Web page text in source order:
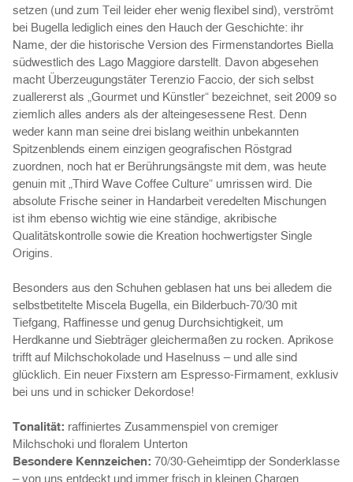
setzen (und zum Teil leider eher wenig flexibel sind), verströmt
bei Bugella lediglich eines den Hauch der Geschichte: ihr
Name, der die historische Version des Firmenstandortes Biella
südwestlich des Lago Maggiore darstellt. Davon abgesehen
macht Überzeugungstäter Terenzio Faccio, der sich selbst
zuallererst als „Gourmet und Künstler“ bezeichnet, seit 2009 so
ziemlich alles anders als der alteingesessene Rest. Denn
weder kann man seine drei bislang weithin unbekannten
Spitzenblends einem einzigen geografischen Röstgrad
zuordnen, noch hat er Berührungsängste mit dem, was heute
genuin mit „Third Wave Coffee Culture“ umrissen wird. Die
absolute Frische seiner in Handarbeit veredelten Mischungen
ist ihm ebenso wichtig wie eine ständige, akribische
Qualitätskontrolle sowie die Kreation hochwertigster Single
Origins.
Besonders aus den Schuhen geblasen hat uns bei alledem die
selbstbetitelte Miscela Bugella, ein Bilderbuch-70/30 mit
Tiefgang, Raffinesse und genug Durchsichtigkeit, um
Herdkanne und Siebträger gleichermaßen zu rocken. Aprikose
trifft auf Milchschokolade und Haselnuss – und alle sind
glücklich. Ein neuer Fixstern am Espresso-Firmament, exklusiv
bei uns und in schicker Dekordose!
Tonalität: raffiniertes Zusammenspiel von cremiger
Milchschoki und floralem Unterton
Besondere Kennzeichen: 70/30-Geheimtipp der Sonderklasse
– von uns entdeckt und immer frisch in kleinen Chargen